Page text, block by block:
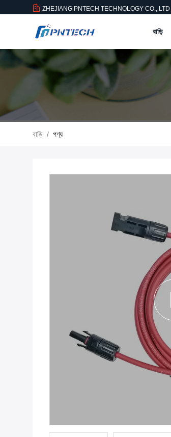
ZHEJIANG PNTECH TECHNOLOGY CO., LTD
বাড়ি
বাড়ি / পণ্য